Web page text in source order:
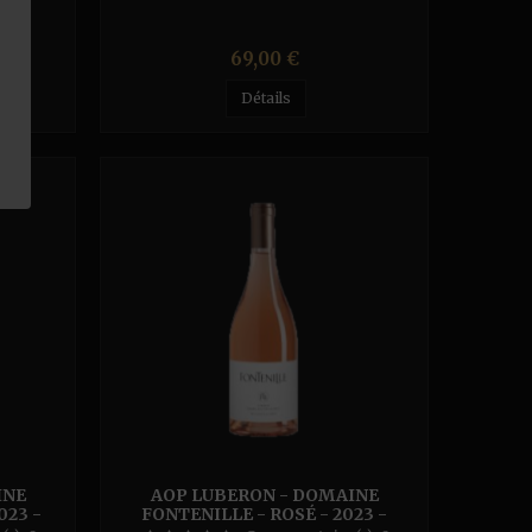
Prix
69,00 €
Détails
-
AOP LUBERON - DOMAINE
FONTENILLE - ROSÉ - 2023 -